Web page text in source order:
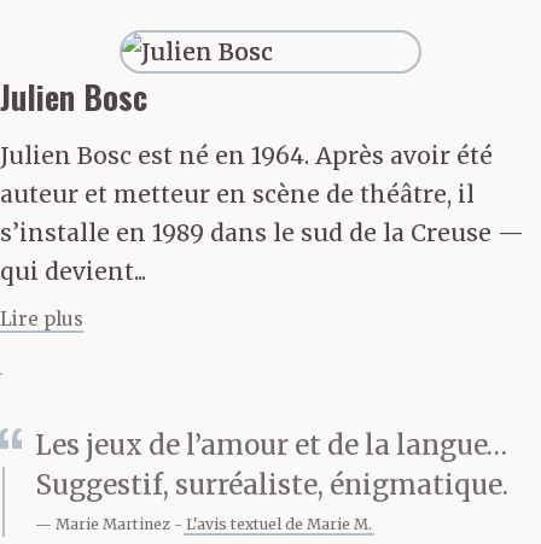
il a répondu
Julien Bosc
Julien Bosc est né en 1964. Après avoir été
auteur et metteur en scène de théâtre, il
s’installe en 1989 dans le sud de la Creuse —
qui devient...
Lire plus
Les jeux de l’amour et de la langue…
Suggestif, surréaliste, énigmatique.
Marie Martinez L'avis textuel de Marie M.